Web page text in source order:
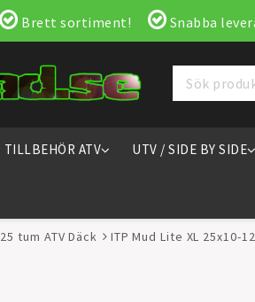
Brett sortiment! Snabba
TILLBEHÖR ATV UTV / SIDE BY SIDE
25 tum ATV Däck ITP Mud Lite XL 25x10-